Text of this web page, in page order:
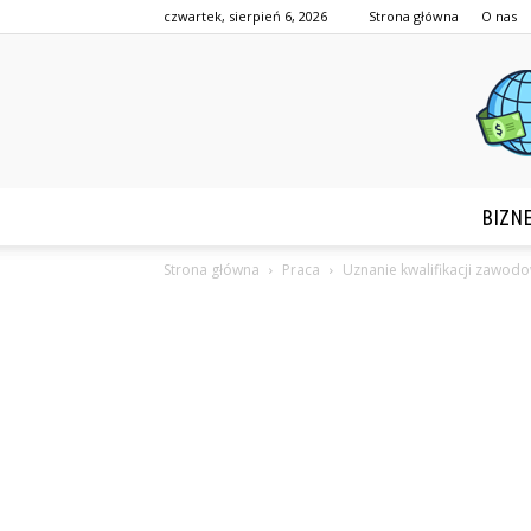
czwartek, sierpień 6, 2026 Strona główna O nas
Strona główna Praca Uznanie kwalifikacji